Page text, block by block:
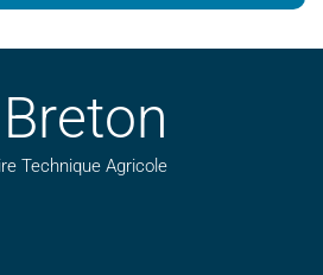
Technique Agricole